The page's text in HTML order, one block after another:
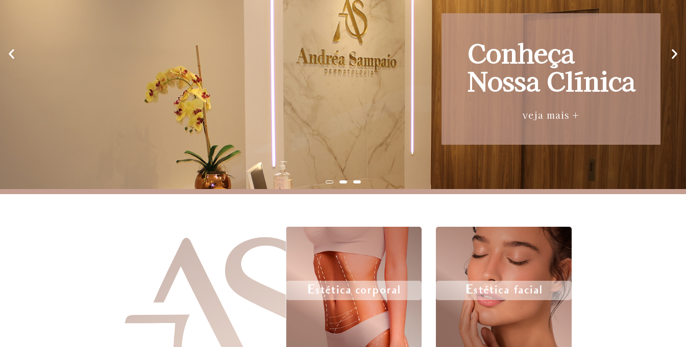
Conheça
Nossa Clínica
veja mais +
Estética corporal Estética facial